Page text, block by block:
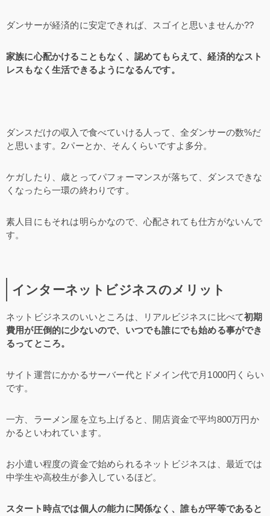
ダンサーが経済的に安定できれば、スゴイと思いませんか??
家族に心配かけることもなく、認めてもらえて、経済的なスト
レスもなく生活できるようになるんです。
ダンスだけの収入で食べていける人って、全ダンサーの数%だ
と思います。2パーとか、そんくらいですよ多分。
ケガしたり、歳とってパフォーマンスが落ちて、ダンスできな
くなったら一環の終わりです。
素人目にもそれは明らかなので、心配されても仕方がないんで
す。
インターネットビジネスのメリット
ネットビジネスのいいところは、リアルビジネスに比べて初期
費用が圧倒的に少ないので、いつでも誰にでも始める事ができ
るってところ。
サイト運営にかかるサーバー代とドメイン代で月1000円くらい
です。
一方、ラーメン屋を立ち上げると、開店資金で平均800万円か
かるといわれています。
お小遣い程度の資金で始められるネットビジネスは、最近では
中学生や高校生が参入しているほど。
スタート時点では個人の能力に関係なく、誰もが平等であると